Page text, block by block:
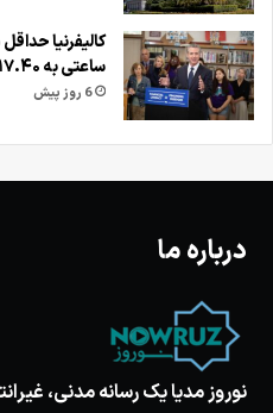
کالیفرنیا
ساعتی به ۱۷.۴۰ دالر می‌رسد
6 روز پیش
درباره ما
نوروز مدیا یک رسانه مدنی،